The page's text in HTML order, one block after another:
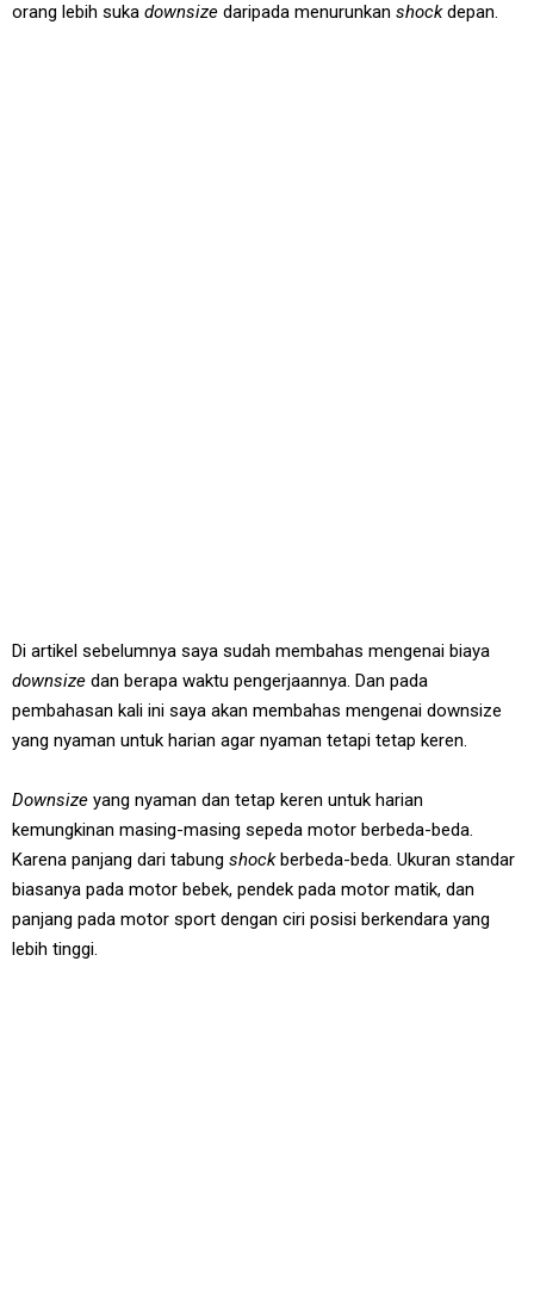
orang lebih suka downsize daripada menurunkan shockdepan.
Di artikel sebelumnya saya sudah membahas mengenai biaya
downsize dan berapa waktu pengerjaannya. Dan pada
pembahasan kali ini saya akan membahas mengenai downsize
yang nyaman untuk harian agar nyaman tetapi tetap keren.
Downsize yang nyaman dan tetap keren untuk harian
kemungkinan masing-masing sepeda motor berbeda-beda.
Karena panjang dari tabung shockberbeda-beda. Ukuran standar
biasanya pada motor bebek, pendek pada motor matik, dan
panjang pada motor sport dengan ciri posisi berkendara yang
lebih tinggi.